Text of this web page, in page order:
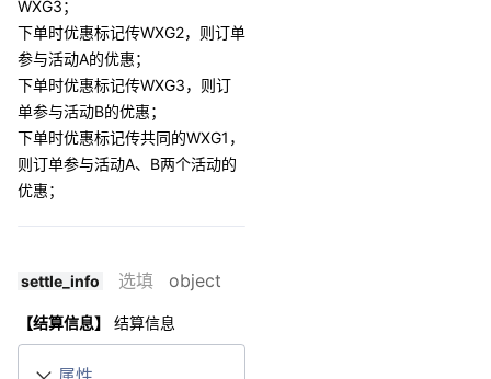
WXG3；
下单时优惠标记传WXG2，则订单
参与活动A的优惠；
下单时优惠标记传WXG3，则订
单参与活动B的优惠；
下单时优惠标记传共同的WXG1，
则订单参与活动A、B两个活动的
优惠；
settle_info 选填 object
【结算信息】 结算信息